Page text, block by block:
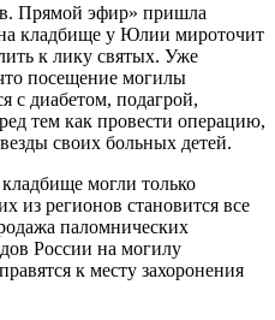
Прямой эфир» пришла
на кладбище у Юлии мироточит
к лику святых. Уже
посещение могилы
с диабетом, подагрой,
тем как провести операцию,
своих больных детей.
могли только
из регионов становится все
паломнических
России на могилу
к месту захоронения